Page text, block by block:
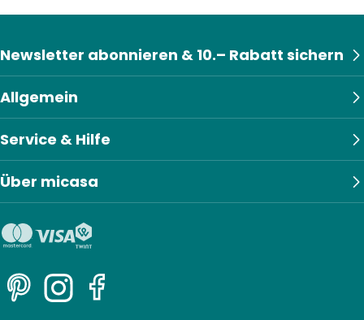
Allgemein
Service & Hilfe
Über micasa
Newsletter abonnieren & 10.– Rabatt sichern
PinterestInstagramFacebook